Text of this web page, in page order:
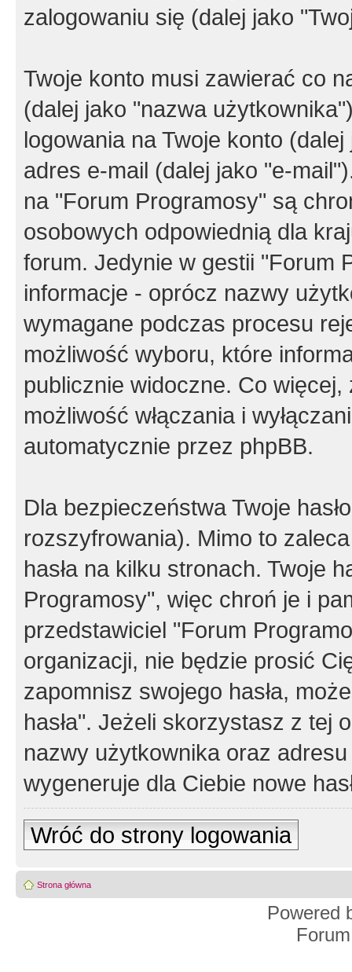
zalogowaniu się (dalej jako
Twoje konto musi zawierać co
(dalej jako "nazwa
logowania na Twoje konto
adres e-mail (dalej jako "e-
na "Forum Programosy" są
osobowych odpowiednią dla
forum. Jedynie w gestii "Forum
informacje - oprócz nazwy
wymagane podczas procesu
możliwość wyboru, które
publicznie widoczne. Co
możliwość włączania i
automatycznie przez phpBB.
Dla bezpieczeństwa Twoje
rozszyfrowania). Mimo to
hasła na kilku stronach. Twoje
Programosy", więc chroń je i
przedstawiciel "Forum
organizacji, nie będzie prosić
zapomnisz swojego hasła,
hasła". Jeżeli skorzystasz z tej
nazwy użytkownika oraz
wygeneruje dla Ciebie nowe
Wróć do strony logowania
Strona główna
Powered